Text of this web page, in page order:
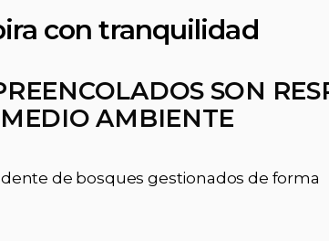
con tranquilidad
SON
AMBIENTE
de bosques gestionados de forma